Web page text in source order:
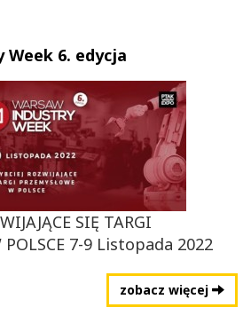
6. edycja
SIĘ TARGI
POLSCE 7-9 Listopada 2022
zobacz więcej